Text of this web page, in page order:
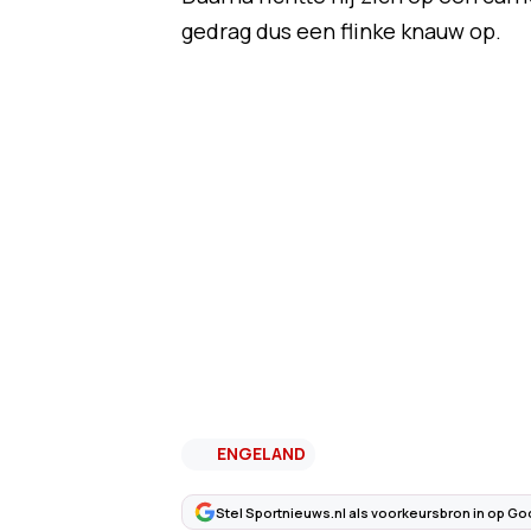
gedrag dus een flinke knauw op.
ENGELAND
Stel Sportnieuws.nl als voorkeursbron in op